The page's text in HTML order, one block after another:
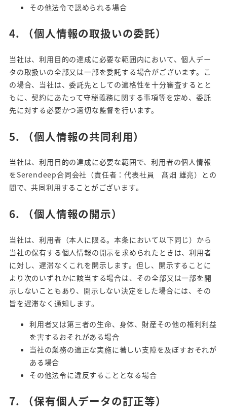
その他法令で認められる場合
4. （個人情報の取扱いの委託）
当社は、利用目的の達成に必要な範囲内において、個人デー
タの取扱いの全部又は一部を委託する場合がございます。こ
の場合、当社は、委託先としての適格性を十分審査するとと
もに、契約にあたって守秘義務に関する事項等を定め、委託
先に対する必要かつ適切な監督を行います。
5. （個人情報の共同利用）
当社は、利用目的の達成に必要な範囲で、利用者の個人情報
をSerendeep合同会社（責任者：代表社員 髙畑 雄亮）との
間で、共同利用することがございます。
6. （個人情報の開示）
当社は、利用者（本人に限る。本条において以下同じ）から
当社の保有する個人情報の開示を求められたときは、利用者
に対し、遅滞なくこれを開示します。但し、開示することに
より次のいずれかに該当する場合は、その全部又は一部を開
示しないこともあり、開示しない決定をした場合には、その
旨を遅滞なく通知します。
利用者又は第三者の生命、身体、財産その他の権利利益
を害するおそれがある場合
当社の業務の適正な実施に著しい支障を及ぼすおそれが
ある場合
その他法令に違反することとなる場合
7. （保有個人データの訂正等）